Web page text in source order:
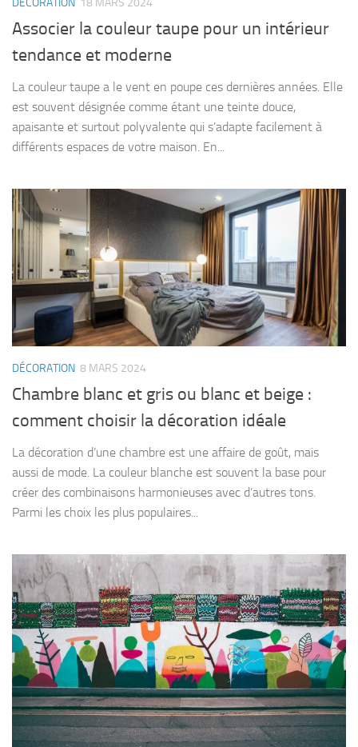
Associer la couleur taupe pour un intérieur
tendance et moderne
La couleur taupe a le vent en poupe ces dernières années. Elle
est souvent désignée comme étant une teinte douce,
apaisante et surtout polyvalente qui s’adapte facilement à
différents espaces de votre maison. En...
DÉCORATION 8 MARS 2024
Chambre blanc et gris ou blanc et beige :
comment choisir la décoration idéale
La décoration d’une chambre est une affaire de goût, mais
aussi de mode. La couleur blanche est souvent la base pour
créer des combinaisons harmonieuses avec d’autres tons.
Parmi les choix les plus populaires...